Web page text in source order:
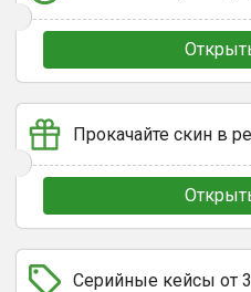
Прокачайте скин в
Серийные кейсы от